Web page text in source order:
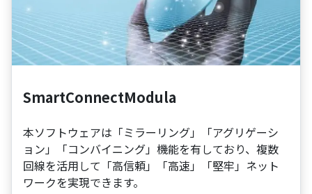
SmartConnectModula
本ソフトウェアは「ミラーリング」「アグリゲーシ
ョン」「コンバイニング」機能を有しており、複数
回線を活用して「高信頼」「高速」「堅牢」ネット
ワークを実現できます。